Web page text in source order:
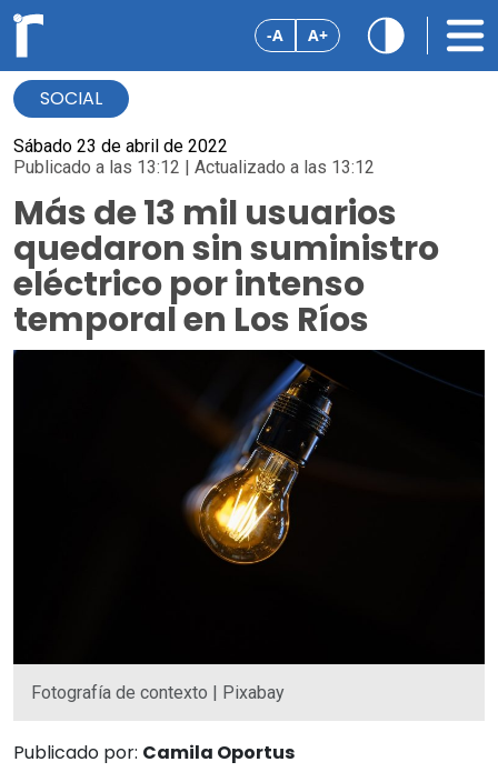
-A A+
SOCIAL
Sábado 23 de abril de 2022
Publicado a las 13:12 | Actualizado a las 13:12
Más de 13 mil usuarios
quedaron sin suministro
eléctrico por intenso
temporal en Los Ríos
Fotografía de contexto | Pixabay
Publicado por: Camila Oportus